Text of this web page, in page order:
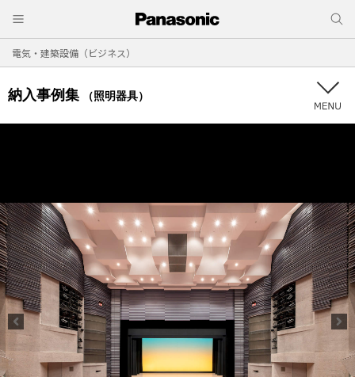
電気・建築設備（ビジネス）
納入事例集 （照明器具）